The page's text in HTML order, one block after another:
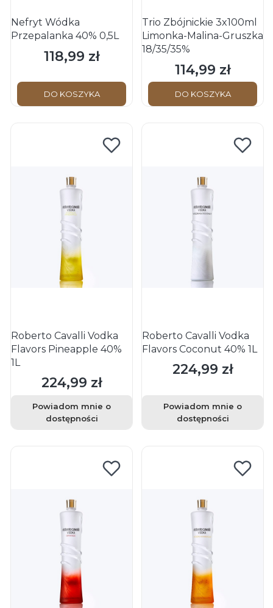
Nefryt Wódka
Przepalanka 40% 0,5L
Cena
118,99 zł
DO KOSZYKA
Trio Zbójnickie 3x100ml
Limonka-Malina-Gruszka
18/35/35%
Cena
114,99 zł
DO KOSZYKA
Roberto Cavalli Vodka
Flavors Pineapple 40%
1L
Cena
224,99 zł
Powiadom mnie o
dostępności
Roberto Cavalli Vodka
Flavors Coconut 40% 1L
Cena
224,99 zł
Powiadom mnie o
dostępności